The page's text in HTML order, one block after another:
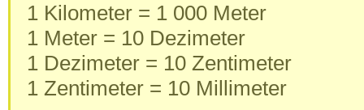
1 Kilometer = 1 000 Meter
1 Meter = 10 Dezimeter
1 Dezimeter = 10 Zentimeter
1 Zentimeter = 10 Millimeter